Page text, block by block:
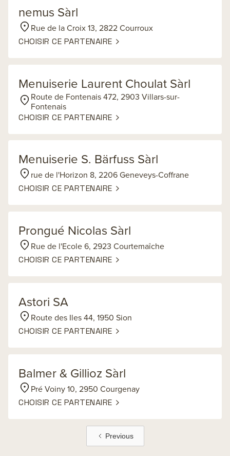
nemus Sàrl
Rue de la Croix 13, 2822 Courroux
CHOISIR CE PARTENAIRE
Menuiserie Laurent Choulat Sàrl
Route de Fontenais 472, 2903 Villars-sur-
Fontenais
CHOISIR CE PARTENAIRE
Menuiserie S. Bärfuss Sàrl
rue de l'Horizon 8, 2206 Geneveys-Coffrane
CHOISIR CE PARTENAIRE
Prongué Nicolas Sàrl
Rue de l'Ecole 6, 2923 Courtemaîche
CHOISIR CE PARTENAIRE
Astori SA
Route des Iles 44, 1950 Sion
CHOISIR CE PARTENAIRE
Balmer & Gillioz Sàrl
Pré Voiny 10, 2950 Courgenay
CHOISIR CE PARTENAIRE
Previous